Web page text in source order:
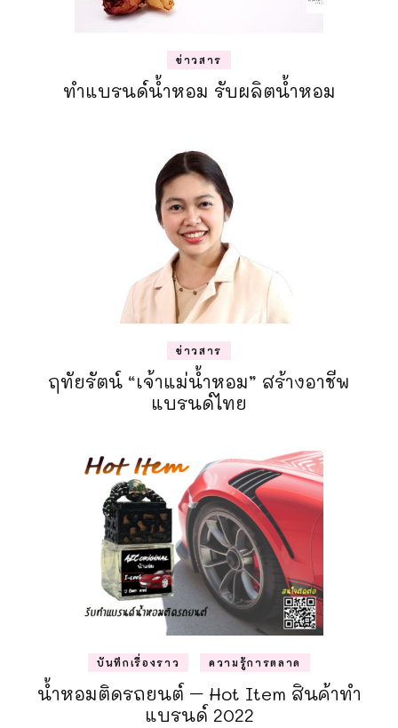
ข่าวสาร
ทำแบรนด์น้ำหอม รับผลิตน้ำหอม
ข่าวสาร
ฤทัยรัตน์ “เจ้าแม่น้ำหอม” สร้างอาชีพ
แบรนด์ไทย
บันทึกเรื่องราว ความรู้การตลาด
น้ำหอมติดรถยนต์ – Hot Item สินค้าทำ
แบรนด์ 2022